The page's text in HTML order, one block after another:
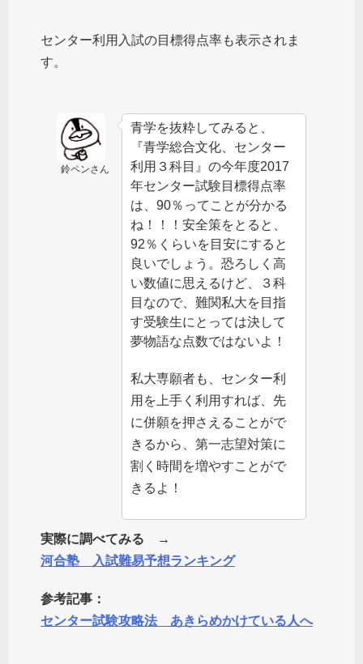
センター利用入試の目標得点率も表示されま
す。
鈴ペンさん
青学を抜粋してみると、
『青学総合文化、センター
利用３科目』の今年度2017
年センター試験目標得点率
は、90％ってことが分かる
ね！！！安全策をとると、
92％くらいを目安にすると
良いでしょう。恐ろしく高
い数値に思えるけど、３科
目なので、難関私大を目指
す受験生にとっては決して
夢物語な点数ではないよ！
私大専願者も、センター利
用を上手く利用すれば、先
に併願を押さえることがで
きるから、第一志望対策に
割く時間を増やすことがで
きるよ！
実際に調べてみる →
河合塾 入試難易予想ランキング
参考記事：
センター試験攻略法 あきらめかけている人へ